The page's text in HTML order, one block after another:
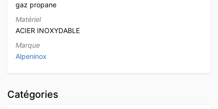
gaz propane
Matériel
ACIER INOXYDABLE
Marque
Alpeninox
Catégories